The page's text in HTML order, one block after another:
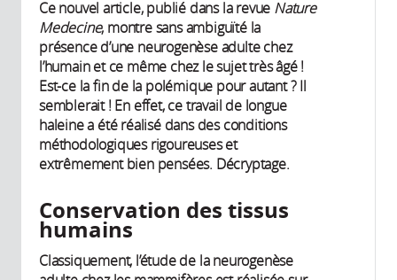
Ce nouvel article, publié dans la revue Nature
Medecine, montre sans ambiguïté la
présence d’une neurogenèse adulte chez
l’humain et ce même chez le sujet très âgé !
Est-ce la fin de la polémique pour autant ? Il
semblerait ! En effet, ce travail de longue
haleine a été réalisé dans des conditions
méthodologiques rigoureuses et
extrêmement bien pensées. Décryptage.
Conservation des tissus
humains
Classiquement, l’étude de la neurogenèse